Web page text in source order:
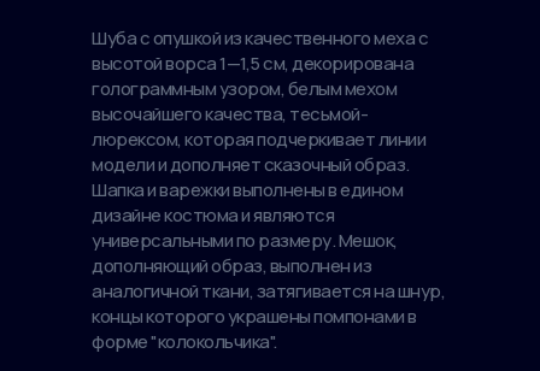
Шуба с опушкой из качественного меха с
высотой ворса 1—1,5 см, декорирована
голограммным узором, белым мехом
высочайшего качества, тесьмой-
люрексом, которая подчеркивает линии
модели и дополняет сказочный образ.
Шапка и варежки выполнены в едином
дизайне костюма и являются
универсальными по размеру. Мешок,
дополняющий образ, выполнен из
аналогичной ткани, затягивается на шнур,
концы которого украшены помпонами в
форме "колокольчика".